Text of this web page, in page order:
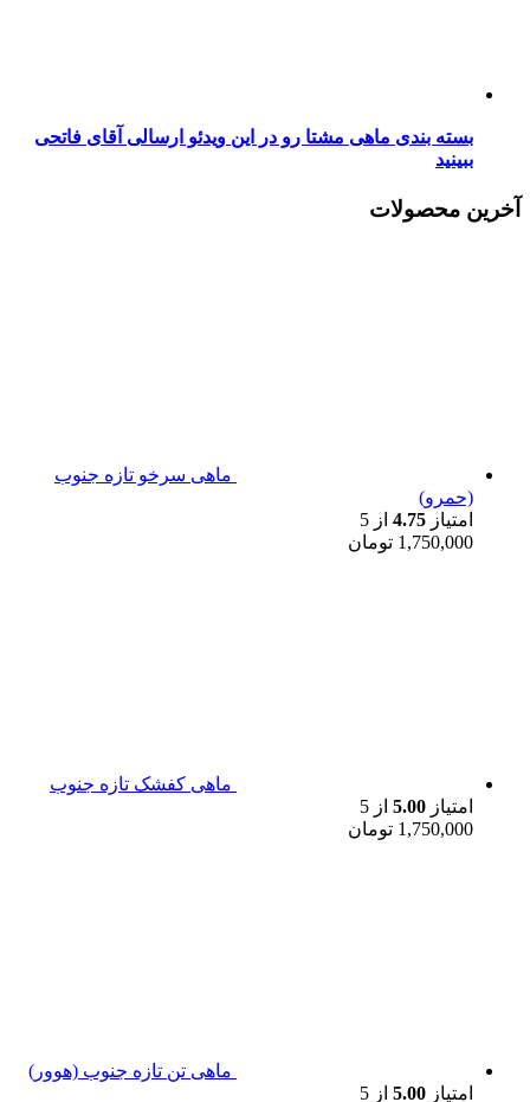
بسته بندی ماهی مشتا رو در این ویدئو ارسالی آقای فاتحی
ببینید
آخرین محصولات
ماهی سرخو تازه جنوب
(حمرو)
امتیاز 4.75 از 5
1,750,000 تومان
ماهی کفشک تازه جنوب
امتیاز 5.00 از 5
1,750,000 تومان
ماهی تن تازه جنوب (هوور)
امتیاز 5.00 از 5